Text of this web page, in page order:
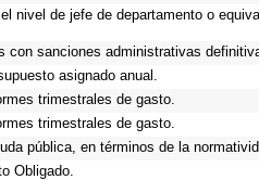
nivel de jefe de departamento o
sanciones administrativas
asignado anual.
trimestrales de gasto.
trimestrales de gasto.
pública, en términos de la
Obligado.